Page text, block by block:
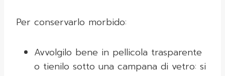
Per conservarlo morbido:
Avvolgilo bene in pellicola trasparente
o tienilo sotto una campana di vetro: si